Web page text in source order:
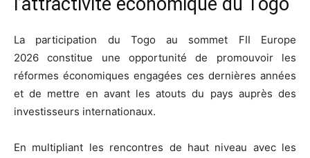
La participation du Togo au sommet FII Europe
2026 constitue une opportunité de promouvoir les
réformes économiques engagées ces dernières années
et de mettre en avant les atouts du pays auprès des
investisseurs internationaux.
En multipliant les rencontres de haut niveau avec les